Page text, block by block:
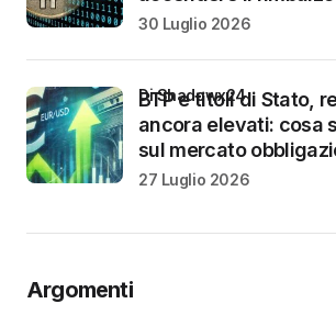
30 Luglio 2026
BTP e titoli di Stato,
ancora elevati: cosa
sul mercato
di Shadowx24
27 Luglio 2026
Argomenti